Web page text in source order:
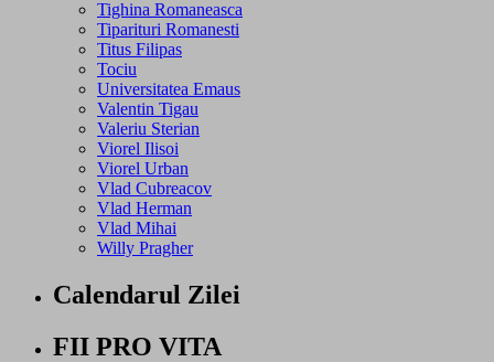
Tighina Romaneasca
Tiparituri Romanesti
Titus Filipas
Tociu
Universitatea Emaus
Valentin Tigau
Valeriu Sterian
Viorel Ilisoi
Viorel Urban
Vlad Cubreacov
Vlad Herman
Vlad Mihai
Willy Pragher
Calendarul Zilei
FII PRO VITA